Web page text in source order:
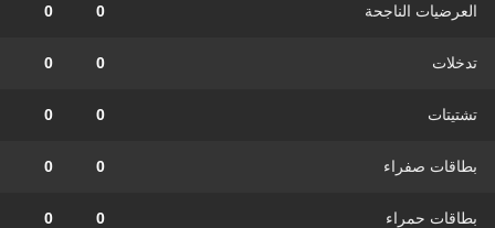
العرضيات الناجحة 0
0
تدخلات 0
0
تشتيتات 0
0
بطاقات صفراء 0
0
بطاقات حمراء 0
0